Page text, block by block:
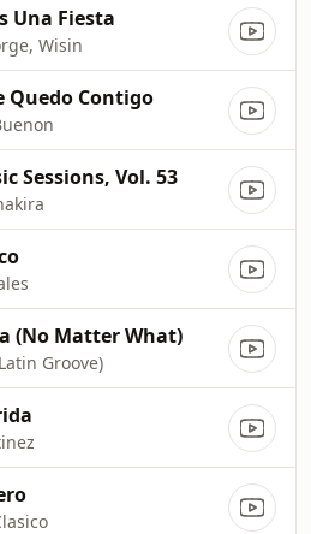
Una Fiesta
Wisin
Quedo Contigo
Sessions, Vol. 53
(No Matter What)
Groove)